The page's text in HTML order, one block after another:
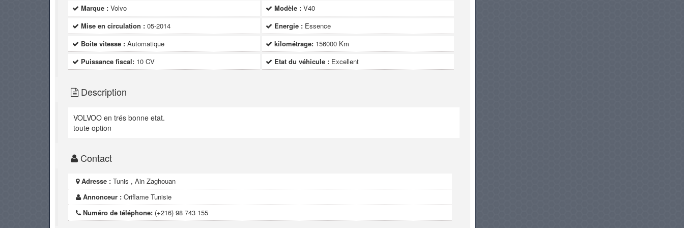
Marque : Volvo Modèle : V40
Mise en circulation : 05-2014 Energie : Essence
Boite vitesse : Automatique kilométrage: 156000 Km
Puissance fiscal: 10 CV Etat du véhicule : Excellent
Description
VOLVOO en trés bonne etat.
toute option
Contact
Adresse : Tunis , Ain Zaghouan
Annonceur : Oriflame Tunisie
Numéro de téléphone: (+216) 98 743 155